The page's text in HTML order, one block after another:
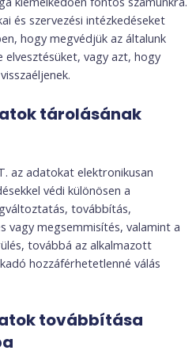
és szervezési intézkedéseket
hogy megvédjük az általunk
vagy azt, hogy
tárolásának
az adatokat elektronikusan
védi különösen a
továbbítás,
vagy megsemmisítés, valamint a
továbbá az alkalmazott
hozzáférhetetlenné válás
továbbítása